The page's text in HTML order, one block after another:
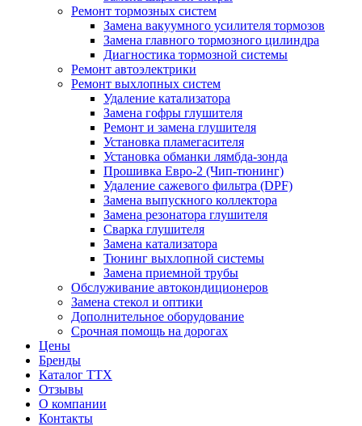
Ремонт тормозных систем
Замена вакуумного усилителя тормозов
Замена главного тормозного цилиндра
Диагностика тормозной системы
Ремонт автоэлектрики
Ремонт выхлопных систем
Удаление катализатора
Замена гофры глушителя
Ремонт и замена глушителя
Установка пламегасителя
Установка обманки лямбда-зонда
Прошивка Евро-2 (Чип-тюнинг)
Удаление сажевого фильтра (DPF)
Замена выпускного коллектора
Замена резонатора глушителя
Сварка глушителя
Замена катализатора
Тюнинг выхлопной системы
Замена приемной трубы
Обслуживание автокондиционеров
Замена стекол и оптики
Дополнительное оборудование
Срочная помощь на дорогах
Цены
Бренды
Каталог ТТХ
Отзывы
О компании
Контакты